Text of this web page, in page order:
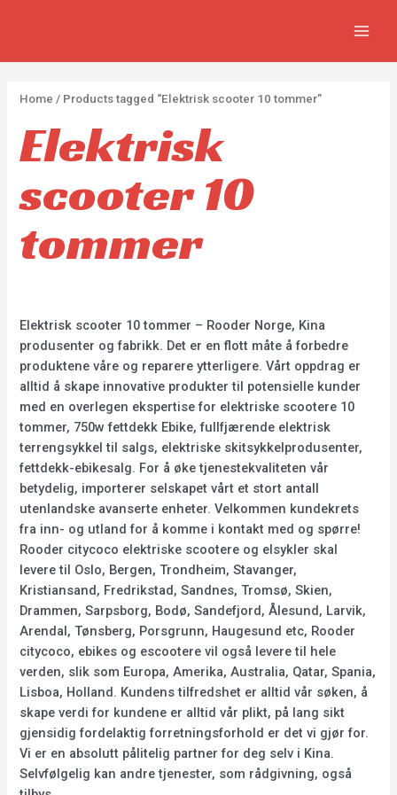
r
u
c
t
r
u
c
t
r
u
t
Home / Products tagged “Elektrisk scooter 10 tommer”
Elektrisk
scooter 10
tommer
Elektrisk scooter 10 tommer – Rooder Norge, Kina
produsenter og fabrikk. Det er en flott måte å forbedre
produktene våre og reparere ytterligere. Vårt oppdrag er
alltid å skape innovative produkter til potensielle kunder
med en overlegen ekspertise for elektriske scootere 10
tommer, 750w fettdekk Ebike, fullfjærende elektrisk
terrengsykkel til salgs, elektriske skitsykkelprodusenter,
fettdekk-ebikesalg. For å øke tjenestekvaliteten vår
betydelig, importerer selskapet vårt et stort antall
utenlandske avanserte enheter. Velkommen kundekrets
fra inn- og utland for å komme i kontakt med og spørre!
Rooder citycoco elektriske scootere og elsykler skal
levere til Oslo, Bergen, Trondheim, Stavanger,
Kristiansand, Fredrikstad, Sandnes, Tromsø, Skien,
Drammen, Sarpsborg, Bodø, Sandefjord, Ålesund, Larvik,
Arendal, Tønsberg, Porsgrunn, Haugesund etc, Rooder
citycoco, ebikes og escootere vil også levere til hele
verden, slik som Europa, Amerika, Australia, Qatar, Spania,
Lisboa, Holland. Kundens tilfredshet er alltid vår søken, å
skape verdi for kundene er alltid vår plikt, på lang sikt
gjensidig fordelaktig forretningsforhold er det vi gjør for.
Vi er en absolutt pålitelig partner for deg selv i Kina.
Selvfølgelig kan andre tjenester, som rådgivning, også